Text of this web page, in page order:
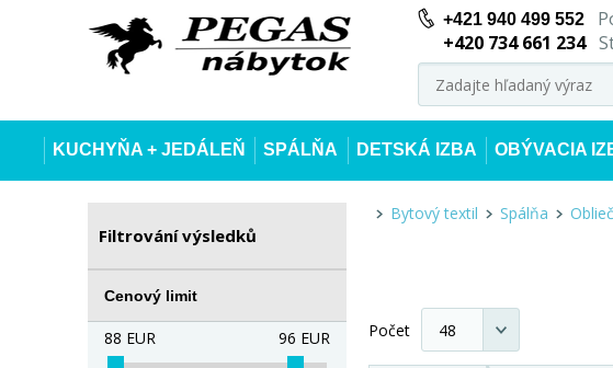
+421 940 499 552
+420 734 661 234
KUCHYŇA + JEDÁLEŇ SPÁLŇA DETSKÁ IZBA OBÝVACIA
Filtrování výsledků
Cenový limit
88 EUR 96 EUR
Bytový textil Spálňa
Počet